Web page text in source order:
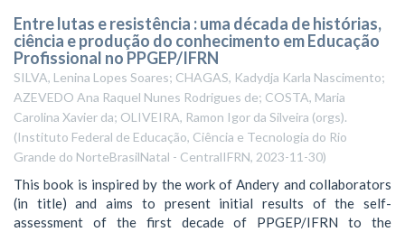
Entre lutas e resistência : uma década de histórias,
ciência e produção do conhecimento em Educação
Profissional no PPGEP/IFRN
SILVA, Lenina Lopes Soares; CHAGAS, Kadydja Karla Nascimento;
AZEVEDO Ana Raquel Nunes Rodrigues de; COSTA, Maria
Carolina Xavier da; OLIVEIRA, Ramon Igor da Silveira (orgs).
(Instituto Federal de Educação, Ciência e Tecnologia do Rio
Grande do NorteBrasilNatal - CentralIFRN, 2023-11-30)
This book is inspired by the work of Andery and collaborators
(in title) and aims to present initial results of the self-
assessment of the first decade of PPGEP/IFRN to the